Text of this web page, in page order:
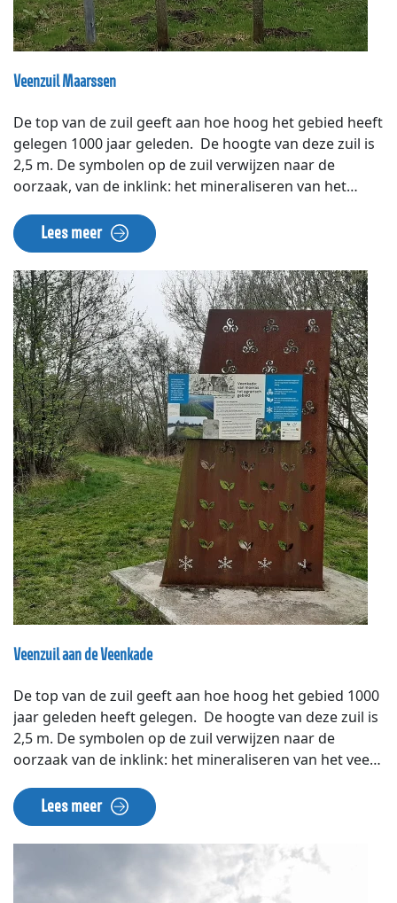
Veenzuil Maarssen
De top van de zuil geeft aan hoe hoog het gebied heeft
gelegen 1000 jaar geleden. De hoogte van deze zuil is
2,5 m. De symbolen op de zuil verwijzen naar de
oorzaak, van de inklink: het mineraliseren van het
verstoffing van het losliggende veen. De zuil ligt bij de
start van het wandelpad langs het Waterleidingkanaal
en aan de Vroeger en Nu-route door de
Bethunepolder.
Lees meer
Veenzuil aan de Veenkade
De top van de zuil geeft aan hoe hoog het gebied 1000
jaar geleden heeft gelegen. De hoogte van deze zuil is
2,5 m. De symbolen op de zuil verwijzen naar de
oorzaak van de inklink: het mineraliseren van het veen,
verstoffen van het losliggende veen. Tegenover de zuil
ligt restaurant en uitkijkpunt De Sniep.
Lees meer